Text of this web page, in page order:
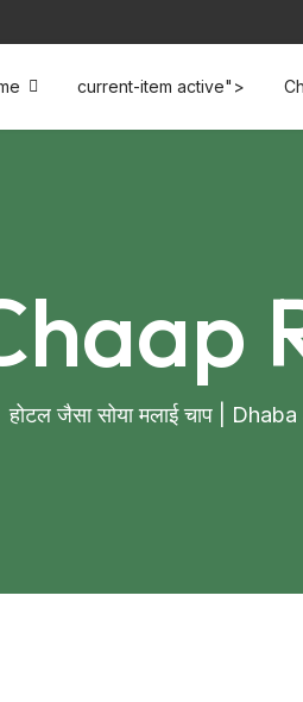
current-item active">
होटल जैसा सोया मलाई चाप |